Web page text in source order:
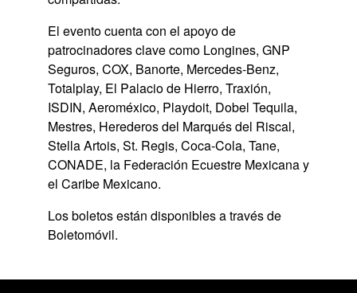
El evento cuenta con el apoyo de
patrocinadores clave como Longines, GNP
Seguros, COX, Banorte, Mercedes-Benz,
Totalplay, El Palacio de Hierro, Traxión,
ISDIN, Aeroméxico, Playdoit, Dobel Tequila,
Mestres, Herederos del Marqués del Riscal,
Stella Artois, St. Regis, Coca-Cola, Tane,
CONADE, la Federación Ecuestre Mexicana y
el Caribe Mexicano.
Los boletos están disponibles a través de
Boletomóvil.